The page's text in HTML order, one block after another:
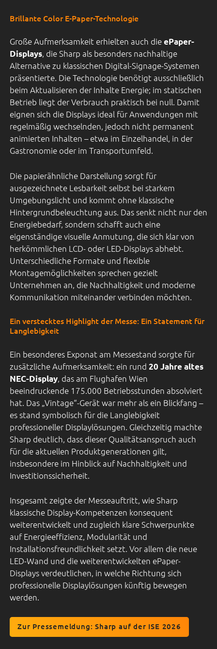
Brillante Color E-Paper-Technologie
Große Aufmerksamkeit erhielten auch dieePaper-
Displays, die Sharp als besonders nachhaltige
Alternative zu klassischen Digital-Signage-Systemen
präsentierte. Die Technologie benötigt ausschließlich
beim Aktualisieren der Inhalte Energie; im statischen
Betrieb liegt der Verbrauch praktisch bei null. Damit
eignen sich die Displays ideal für Anwendungen mit
regelmäßig wechselnden, jedoch nicht permanent
animierten Inhalten – etwa im Einzelhandel, in der
Gastronomie oder im Transportumfeld.
Die papierähnliche Darstellung sorgt für
ausgezeichnete Lesbarkeit selbst bei starkem
Umgebungslicht und kommt ohne klassische
Hintergrundbeleuchtung aus. Das senkt nicht nur den
Energiebedarf, sondern schafft auch eine
eigenständige visuelle Anmutung, die sich klar von
herkömmlichen LCD- oder LED-Displays abhebt.
Unterschiedliche Formate und flexible
Montagemöglichkeiten sprechen gezielt
Unternehmen an, die Nachhaltigkeit und moderne
Kommunikation miteinander verbinden möchten.
Ein verstecktes Highlight der Messe: Ein Statement für
Langlebigkeit
Ein besonderes Exponat am Messestand sorgte für
zusätzliche Aufmerksamkeit: ein rund 20 Jahre altes
NEC-Display, das am Flughafen Wien
beeindruckende 175.000 Betriebsstunden absolviert
hat. Das „Vintage“-Gerät war mehr als ein Blickfang –
es stand symbolisch für die Langlebigkeit
professioneller Displaylösungen. Gleichzeitig machte
Sharp deutlich, dass dieser Qualitätsanspruch auch
für die aktuellen Produktgenerationen gilt,
insbesondere im Hinblick auf Nachhaltigkeit und
Investitionssicherheit.
Insgesamt zeigte der Messeauftritt, wie Sharp
klassische Display-Kompetenzen konsequent
weiterentwickelt und zugleich klare Schwerpunkte
auf Energieeffizienz, Modularität und
Installationsfreundlichkeit setzt. Vor allem die neue
LED-Wand und die weiterentwickelten ePaper-
Displays verdeutlichen, in welche Richtung sich
professionelle Displaylösungen künftig bewegen
werden.
Zur Pressemeldung: Sharp auf der ISE 2026